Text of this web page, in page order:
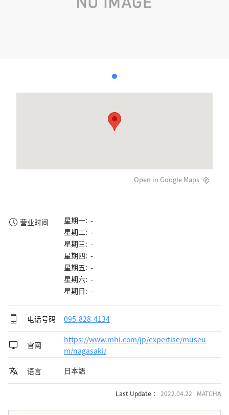
Open in Google Maps
营业时间
星期一: -
星期二: -
星期三: -
星期四: -
星期五: -
星期六: -
星期日: -
电话号码 095-828-4134
官网
https://www.mhi.com/jp/expertise/museu
m/nagasaki/
语言
日本語
Last Update ： 2022.04.22 MATCHA